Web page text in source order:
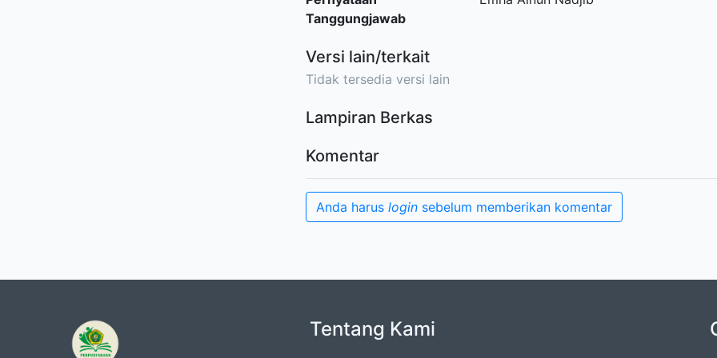
Tanggungjawab
Versi lain/terkait
Tidak tersedia versi lain
Lampiran Berkas
Komentar
Anda harus login sebelum memberikan komentar
Tentang Kami